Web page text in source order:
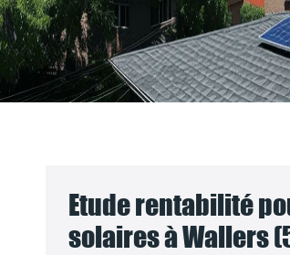
Etude rentabilité
solaires à Wallers